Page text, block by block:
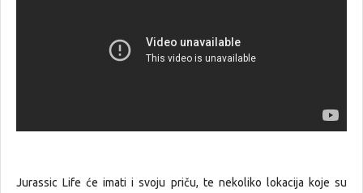
Jurassic Life će imati i svoju priču, te nekoliko lokacija koje su